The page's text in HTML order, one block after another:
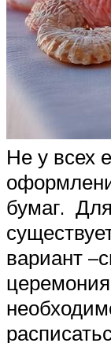
Не у всех
бумаг.
вариант